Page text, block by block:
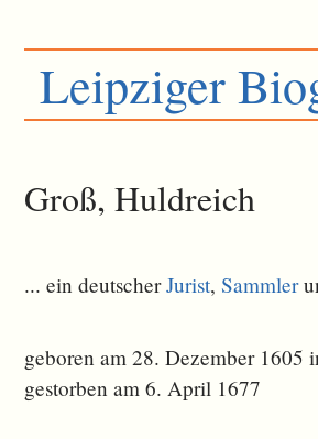
Leipziger
Groß, Huldreich
... ein deutscherJurist,Sammler
geboren am 28. Dezember 1605
gestorben am 6. April 1677